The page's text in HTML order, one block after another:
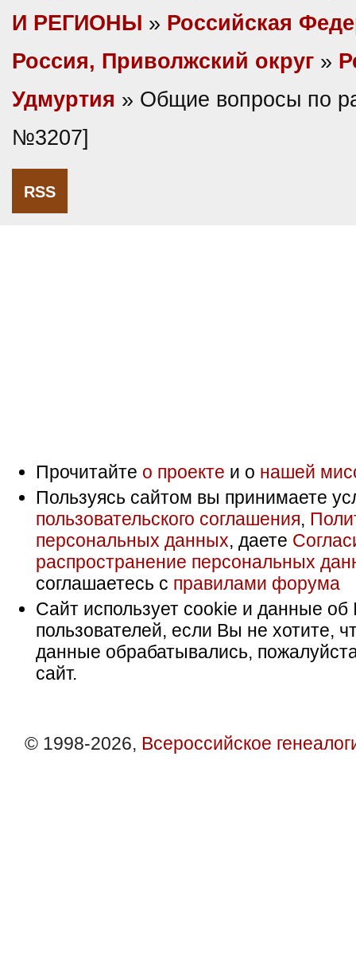
И РЕГИОНЫ » Российская
Россия, Приволжский округ »
Удмуртия » Общие вопросы по
№3207]
RSS
Прочитайте о проекте и о нашей
Пользуясь сайтом вы принимаете
пользовательского соглашения,
персональных данных, даете
распространение персональных
соглашаетесь с правилами форума
Сайт использует cookie и данные об
пользователей, если Вы не хотите,
данные обрабатывались,
сайт.
© 1998-2026, Всероссийское